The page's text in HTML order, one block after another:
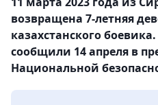
возвращена 7-летняя
казахстанского
сообщили 14 апреля в
Национальной